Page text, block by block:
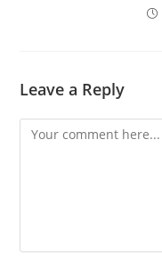
Leave a Reply
Comment